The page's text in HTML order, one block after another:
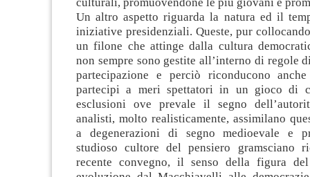
Un altro aspetto riguarda la natura ed il
iniziative presidenziali. Queste, pur
un filone che attinge dalla cultura
non sempre sono gestite all’interno di regole
partecipazione e perciò riconducono
partecipi a meri spettatori in un gioco di
esclusioni ove prevale il segno
analisti, molto realisticamente, assimilano
a degenerazioni di segno medioevale e
studioso cultore del pensiero gramsciano
recente convegno, il senso della figura